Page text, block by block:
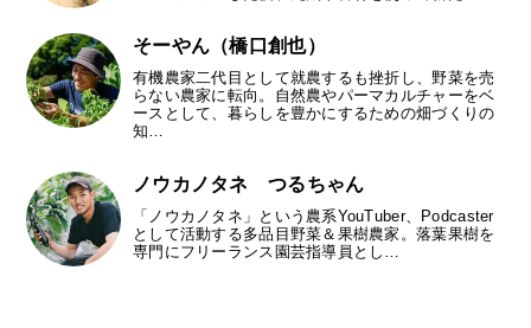
そーやん（橋口創也）
有機農家二代目として就農するも挫折し、野菜を売
らない農家に転向。自然農やパーマカルチャーをベ
ースとして、暮らしを豊かにするための畑づくりの
知…
ノウカノタネ つるちゃん
「ノウカノタネ」という農系YouTuber、Podcaster
として活動する多品目野菜＆果樹農家。落葉果樹を
専門にフリーランス園芸指導員とし…